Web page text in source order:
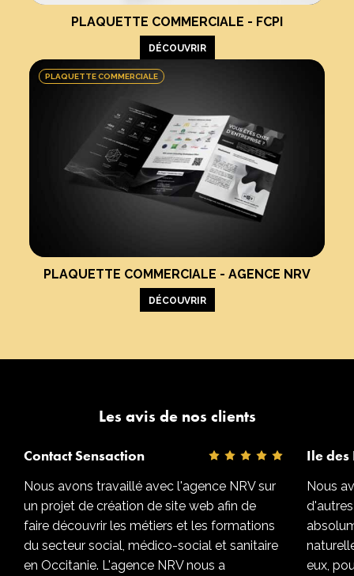
PLAQUETTE COMMERCIALE - FCPI
DÉCOUVRIR
PLAQUETTE COMMERCIALE - AGENCE NRV
DÉCOUVRIR
PLAQUETTE COMMERCIALE
Les avis de nos clients
Contact Sensaction
Nous avons travaillé avec l'agence NRV sur
un projet de création de site web afin de
faire découvrir les métiers et les formations
du secteur social, médico-social et sanitaire
en Occitanie. L'agence NRV nous a
Ile des
Nous
eux,